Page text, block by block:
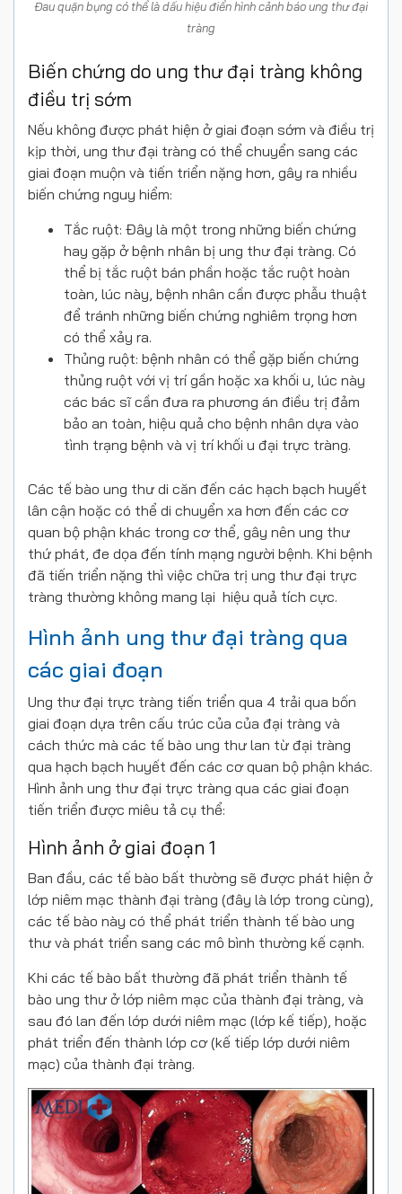
Đau quặn bụng có thể là dấu hiệu điển hình cảnh báo ung thư đại
tràng
Biến chứng do ung thư đại tràng không
điều trị sớm
Nếu không được phát hiện ở giai đoạn sớm và điều trị
kịp thời, ung thư đại tràng có thể chuyển sang các
giai đoạn muộn và tiến triển nặng hơn, gây ra nhiều
biến chứng nguy hiểm:
Tắc ruột: Đây là một trong những biến chứng
hay gặp ở bệnh nhân bị ung thư đại tràng. Có
thể bị tắc ruột bán phần hoặc tắc ruột hoàn
toàn, lúc này, bệnh nhân cần được phẫu thuật
để tránh những biến chứng nghiêm trọng hơn
có thể xảy ra.
Thủng ruột: bệnh nhân có thể gặp biến chứng
thủng ruột với vị trí gần hoặc xa khối u, lúc này
các bác sĩ cần đưa ra phương án điều trị đảm
bảo an toàn, hiệu quả cho bệnh nhân dựa vào
tình trạng bệnh và vị trí khối u đại trực tràng.
Các tế bào ung thư di căn đến các hạch bạch huyết
lân cận hoặc có thể di chuyển xa hơn đến các cơ
quan bộ phận khác trong cơ thể, gây nên ung thư
thứ phát, đe dọa đến tính mạng người bệnh. Khi bệnh
đã tiến triển nặng thì việc chữa trị ung thư đại trực
tràng thường không mang lại hiệu quả tích cực.
Hình ảnh ung thư đại tràng qua
các giai đoạn
Ung thư đại trực tràng tiến triển qua 4 trải qua bốn
giai đoạn dựa trên cấu trúc của của đại tràng và
cách thức mà các tế bào ung thư lan từ đại tràng
qua hạch bạch huyết đến các cơ quan bộ phận khác.
Hình ảnh ung thư đại trực tràng qua các giai đoạn
tiến triển được miêu tả cụ thể:
Hình ảnh ở giai đoạn 1
Ban đầu, các tế bào bất thường sẽ được phát hiện ở
lớp niêm mạc thành đại tràng (đây là lớp trong cùng),
các tế bào này có thể phát triển thành tế bào ung
thư và phát triển sang các mô bình thường kế cạnh.
Khi các tế bào bất thường đã phát triển thành tế
bào ung thư ở lớp niêm mạc của thành đại tràng, và
sau đó lan đến lớp dưới niêm mạc (lớp kế tiếp), hoặc
phát triển đến thành lớp cơ (kế tiếp lớp dưới niêm
mạc) của thành đại tràng.